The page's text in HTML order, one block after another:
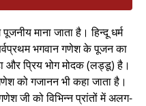
माना जाता है। हिन्दू धर्म
भगवान गणेश के पूजन का
और प्रिय भोग मोदक (लड्डू) है।
को गजानन भी कहा जाता है।
जी को विभिन्न प्रांतों में अलग-